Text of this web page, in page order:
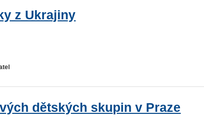
z Ukrajiny
dětských skupin v Praze